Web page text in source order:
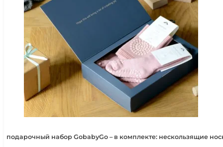
подарочный набор GobabyGo – в комплекте: нескользящие